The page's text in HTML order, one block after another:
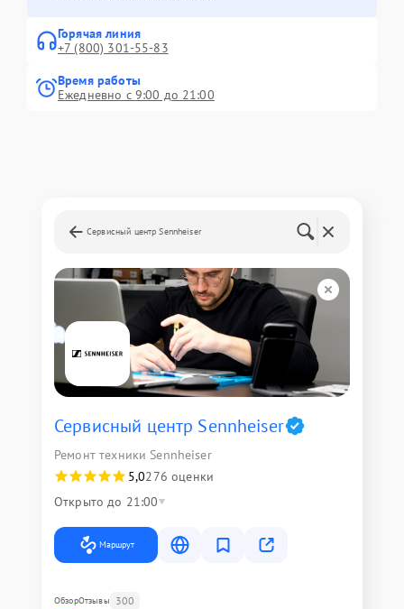
Горячая линия
+7 (800) 301-55-83
Время работы
Ежедневно с 9:00 до 21:00
Сервисный центр Sennheiser
Сервисный центр Sennheiser
Ремонт техники Sennheiser
5,0276 оценки
Открыто до 21:00
Маршрут
ОбзорОтзывы 300